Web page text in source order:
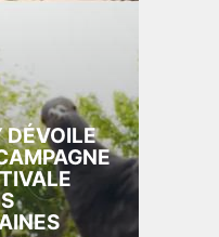
DÉVOILE